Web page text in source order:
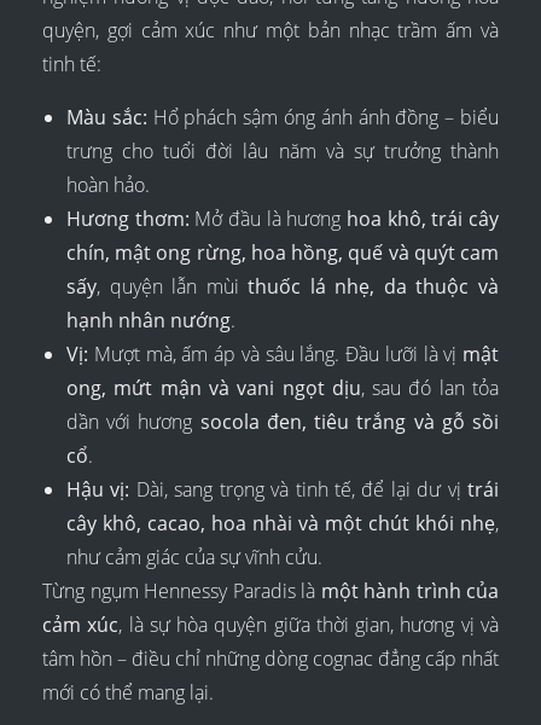
quyện, gợi cảm xúc như một bản nhạc trầm ấm và
tinh tế:
Màu sắc: Hổ phách sậm óng ánh ánh đồng – biểu
trưng cho tuổi đời lâu năm và sự trưởng thành
hoàn hảo.
Hương thơm: Mở đầu là hương hoa khô, trái cây
chín, mật ong rừng, hoa hồng, quế và quýt cam
sấy, quyện lẫn mùithuốc lá nhẹ, da thuộc và
hạnh nhân nướng.
Vị: Mượt mà, ấm áp và sâu lắng. Đầu lưỡi là vị mật
ong, mứt mận và vani ngọt dịu, sau đó lan tỏa
dần với hương socola đen, tiêu trắng và gỗ sồi
cổ.
Hậu vị: Dài, sang trọng và tinh tế, để lại dư vịtrái
cây khô, cacao, hoa nhài và một chút khói nhẹ,
như cảm giác của sự vĩnh cửu.
Từng ngụm Hennessy Paradis là một hành trình của
cảm xúc, là sự hòa quyện giữa thời gian, hương vị và
tâm hồn – điều chỉ những dòng cognac đẳng cấp nhất
mới có thể mang lại.